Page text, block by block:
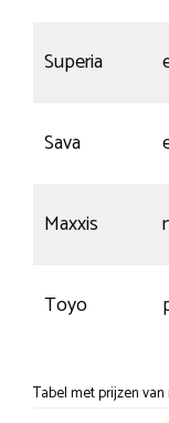
Superia
Sava
Maxxis
Toyo
Tabel met prijzen